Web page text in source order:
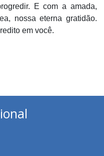
E com a amada,
nossa eterna gratidão.
em você.